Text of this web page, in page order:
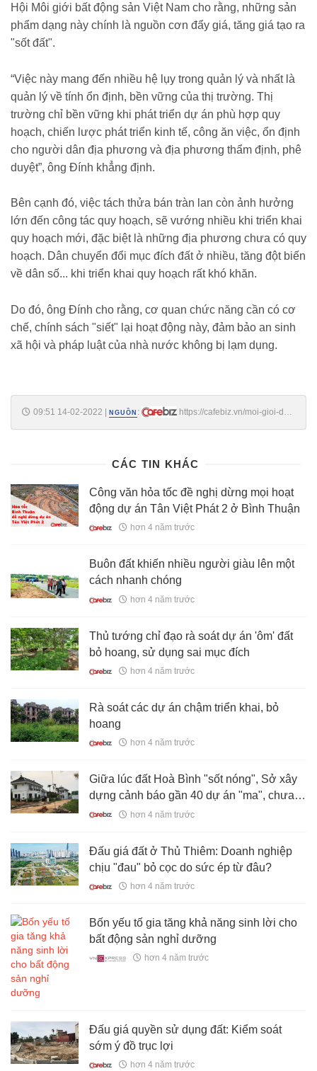
Hội Môi giới bất động sản Việt Nam cho rằng, những sản
phẩm dạng này chính là nguồn cơn đẩy giá, tăng giá tạo ra
"sốt đất".
“Việc này mang đến nhiều hệ lụy trong quản lý và nhất là
quản lý về tính ổn định, bền vững của thị trường. Thị
trường chỉ bền vững khi phát triển dự án phù hợp quy
hoạch, chiến lược phát triển kinh tế, công ăn việc, ổn định
cho người dân địa phương và địa phương thẩm định, phê
duyệt”, ông Đính khẳng định.
Bên cạnh đó, việc tách thửa bán tràn lan còn ảnh hưởng
lớn đến công tác quy hoạch, sẽ vướng nhiều khi triển khai
quy hoạch mới, đặc biệt là những địa phương chưa có quy
hoạch. Dân chuyển đổi mục đích đất ở nhiều, tăng đột biến
về dân số... khi triển khai quy hoạch rất khó khăn.
Do đó, ông Đính cho rằng, cơ quan chức năng cần có cơ
chế, chính sách "siết" lại hoạt động này, đảm bảo an sinh
xã hội và pháp luật của nhà nước không bị lạm dụng.
09:51 14-02-2022 | NGUỒN :
https://cafebiz.vn/moi-gioi-dat-
CÁC TIN KHÁC
Công văn hỏa tốc đề nghị dừng mọi hoạt
động dự án Tân Việt Phát 2 ở Bình Thuận
hơn 4 năm trước
Buôn đất khiến nhiều người giàu lên một
cách nhanh chóng
hơn 4 năm trước
Thủ tướng chỉ đạo rà soát dự án 'ôm' đất
bỏ hoang, sử dụng sai mục đích
hơn 4 năm trước
Rà soát các dự án chậm triển khai, bỏ
hoang
hơn 4 năm trước
Giữa lúc đất Hoà Bình "sốt nóng", Sở xây
dựng cảnh báo gần 40 dự án "ma", chưa
đủ điều kiện mua bán
hơn 4 năm trước
Đấu giá đất ở Thủ Thiêm: Doanh nghiệp
chịu "đau" bỏ cọc do sức ép từ đâu?
hơn 4 năm trước
Bốn yếu tố gia tăng khả năng sinh lời cho
bất động sản nghỉ dưỡng
hơn 4 năm trước
Đấu giá quyền sử dụng đất: Kiểm soát
sớm ý đồ trục lợi
hơn 4 năm trước